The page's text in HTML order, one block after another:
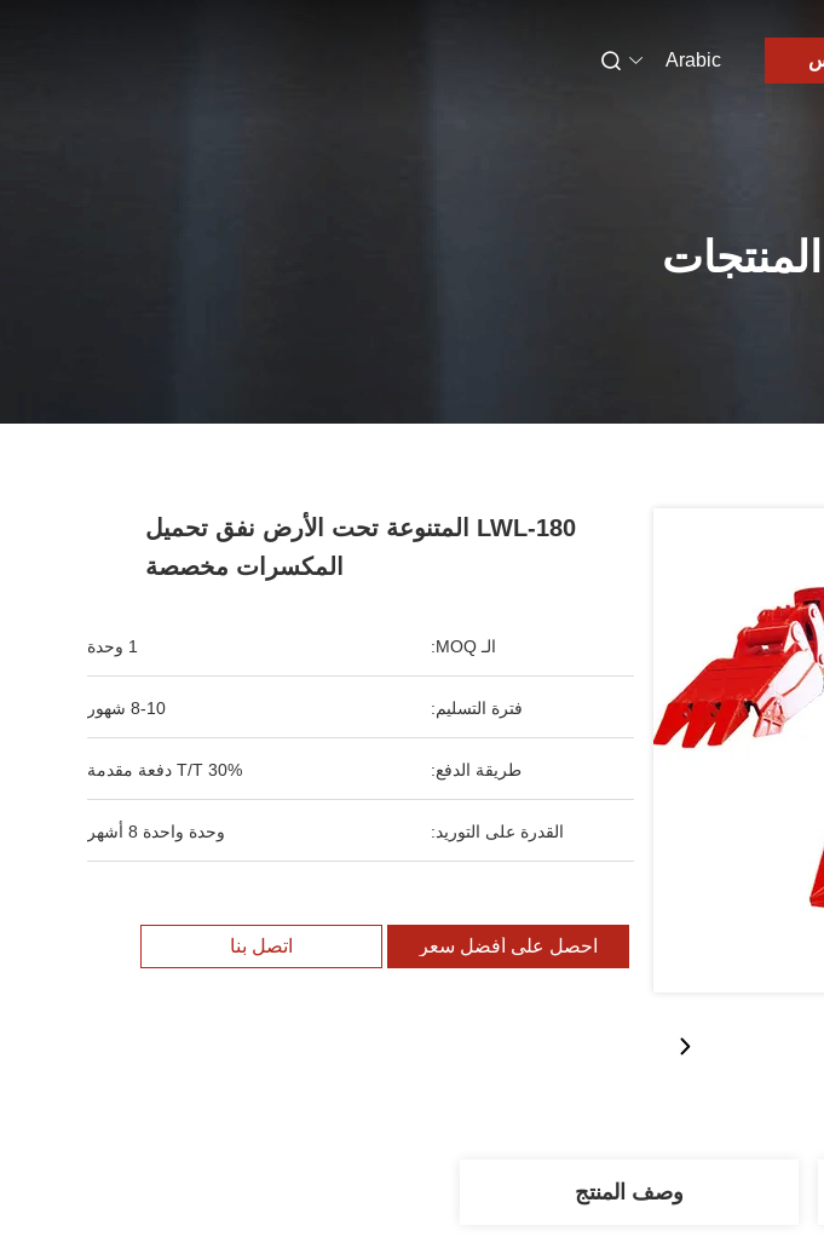
Arabic
LWL-180 المتنوعة تحت الأرض نفق تحميل
المكسرات مخصصة
الـ MOQ: 1 وحدة
فترة التسليم: 8-10 شهور
طريقة الدفع: T/T 30% دفعة مقدمة
القدرة على التوريد: وحدة واحدة 8 أشهر
احصل على أفضل سعر اتصل بنا
وصف المنتج